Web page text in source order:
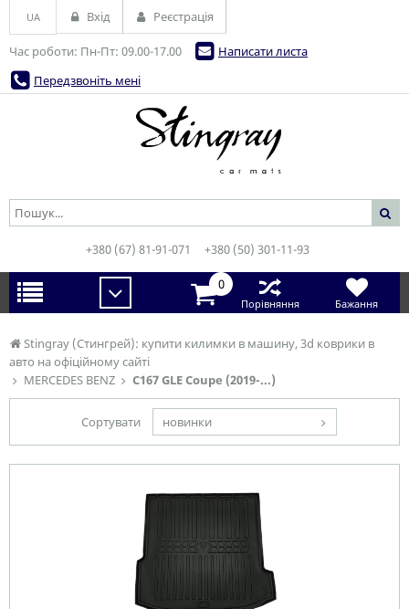
Stingray (Стингрей): купити килимки в машину, 3d коврики в
авто на офіційному сайті
MERCEDES BENZ
C167 GLE Coupe (2019-...)
Сортувати новинки
Час роботи: Пн-Пт: 09.00-17.00
Написати листа
Передзвоніть мені
UA Вхід Реєстрація
+380 (67) 81-91-071 +380 (50) 301-11-93
0
Порівняння Бажання